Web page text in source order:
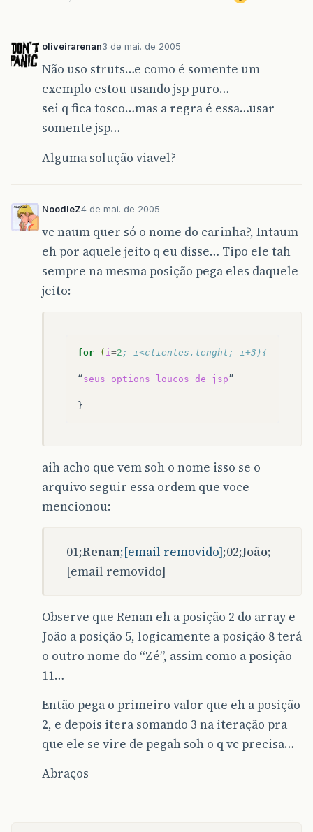
oliveirarenan3 de mai. de 2005
Não uso struts…e como é somente um
exemplo estou usando jsp puro…
sei q fica tosco…mas a regra é essa…usar
somente jsp…
Alguma solução viavel?
NoodleZ4 de mai. de 2005
vc naum quer só o nome do carinha?, Intaum
eh por aquele jeito q eu disse… Tipo ele tah
sempre na mesma posição pega eles daquele
jeito:
for ( i =2 ; i<clientes.lenght; i+3){
“seus options loucos de jsp”
aih acho que vem soh o nome isso se o
arquivo seguir essa ordem que voce
mencionou:
01;Renan;[email removido];02;João;
[email removido]
Observe que Renan eh a posição 2 do array e
João a posição 5, logicamente a posição 8 terá
o outro nome do “Zé”, assim como a posição
11…
Então pega o primeiro valor que eh a posição
2, e depois itera somando 3 na iteração pra
que ele se vire de pegah soh o q vc precisa…
Abraços